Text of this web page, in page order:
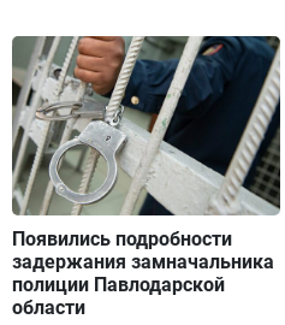
Появились подробности
задержания замначальника
полиции Павлодарской
области